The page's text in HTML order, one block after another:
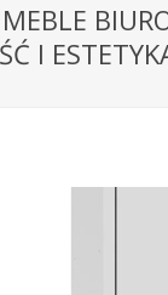
MEBLE
I